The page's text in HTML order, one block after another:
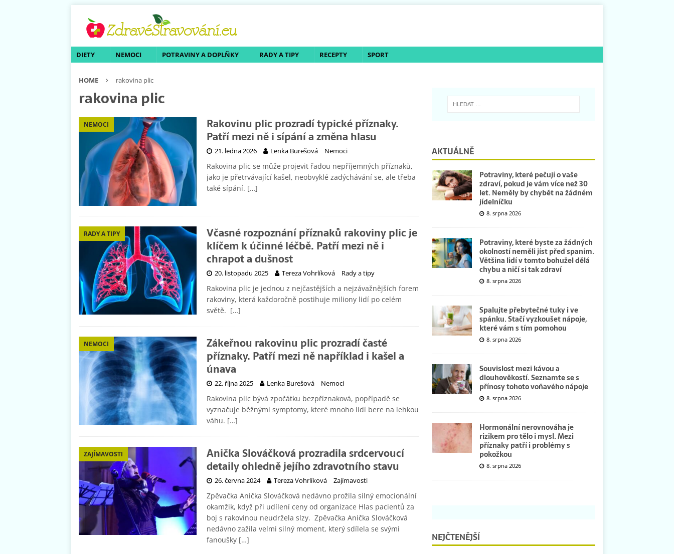
DIETY NEMOCI POTRAVINY A DOPLŇKY RADY A TIPY RECEPTY SPORT
HOME rakovina plic
rakovina plic
NEMOCI
Rakovinu plic prozradí typické příznaky.
Patří mezi ně i sípání a změna hlasu
21. ledna 2026 Lenka Burešová Nemoci
Rakovina plic se může projevit řadou nepříjemných příznaků,
jako je přetrvávající kašel, neobvyklé zadýchávání se, ale třeba
také sípání. […]
RADY A TIPY
Včasné rozpoznání příznaků rakoviny plic je
klíčem k účinné léčbě. Patří mezi ně i
chrapot a dušnost
20. listopadu 2025 Tereza Vohrlíková Rady a tipy
Rakovina plic je jednou z nejčastějších a nejzávažnějších forem
rakoviny, která každoročně postihuje miliony lidí po celém
světě. […]
NEMOCI
Zákeřnou rakovinu plic prozradí časté
příznaky. Patří mezi ně například i kašel a
únava
22. října 2025 Lenka Burešová Nemoci
Rakovina plic bývá zpočátku bezpříznaková, popřípadě se
vyznačuje běžnými symptomy, které mnoho lidí bere na lehkou
váhu. […]
ZAJÍMAVOSTI
Anička Slováčková prozradila srdcervoucí
detaily ohledně jejího zdravotního stavu
26. června 2024 Tereza Vohrlíková Zajímavosti
Zpěvačka Anička Slováčková nedávno prožila silný emocionální
okamžik, když při udílení ceny od organizace Hlas pacientů za
boj s rakovinou neudržela slzy. Zpěvačka Anička Slováčková
nedávno zažila velmi silný moment, který sdílela se svými
fanoušky […]
AKTUÁLNĚ
Potraviny, které pečují o vaše
zdraví, pokud je vám více než 30
let. Neměly by chybět na žádném
jídelníčku
8. srpna 2026
Potraviny, které byste za žádných
okolností neměli jíst před spaním.
Většina lidí v tomto bohužel dělá
chybu a ničí si tak zdraví
8. srpna 2026
Spalujte přebytečné tuky i ve
spánku. Stačí vyzkoušet nápoje,
které vám s tím pomohou
8. srpna 2026
Souvislost mezi kávou a
dlouhověkostí. Seznamte se s
přínosy tohoto voňavého nápoje
8. srpna 2026
Hormonální nerovnováha je
rizikem pro tělo i mysl. Mezi
příznaky patří i problémy s
pokožkou
8. srpna 2026
NEJČTENĚJŠÍ